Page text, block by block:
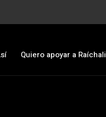
Quiero apoyar a Raíchali